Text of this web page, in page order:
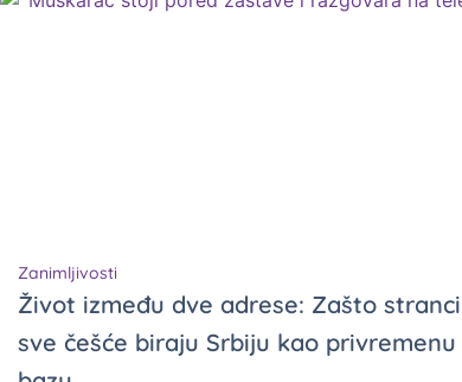
Zanimljivosti
Život između dve adrese: Zašto stranci
sve češće biraju Srbiju kao privremenu